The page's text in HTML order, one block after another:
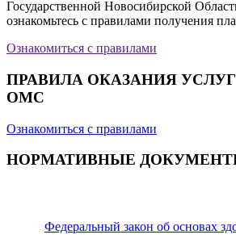
Государственной Новосибирской
ознакомьтесь с правилами получения
Ознакомиться с правилами
ПРАВИЛА ОКАЗАНИЯ
ОМС
Ознакомиться с правилами
НОРМАТИВНЫЕ
Федеральный закон об основах